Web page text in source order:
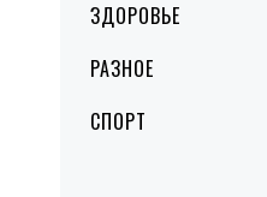
ЗДОРОВЬЕ
РАЗНОЕ
СПОРТ